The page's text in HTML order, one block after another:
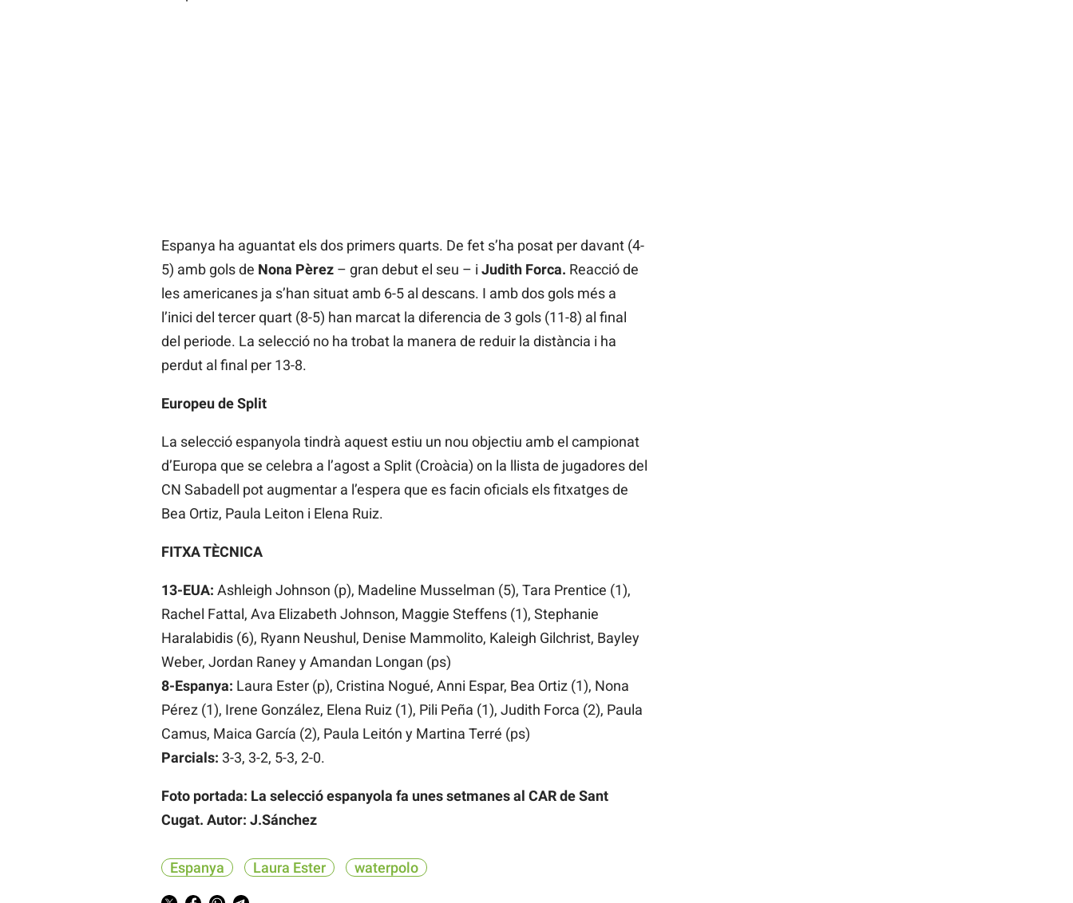
Espanya ha aguantat els dos primers quarts. De fet s’ha posat per davant (4-
5) amb gols de Nona Pèrez– gran debut el seu – i Judith Forca. Reacció de
les americanes ja s’han situat amb 6-5 al descans. I amb dos gols més a
l’inici del tercer quart (8-5) han marcat la diferencia de 3 gols (11-8) al final
del periode. La selecció no ha trobat la manera de reduir la distància i ha
perdut al final per 13-8.
Europeu de Split
La selecció espanyola tindrà aquest estiu un nou objectiu amb el campionat
d’Europa que se celebra a l’agost a Split (Croàcia) on la llista de jugadores del
CN Sabadell pot augmentar a l’espera que es facin oficials els fitxatges de
Bea Ortiz, Paula Leiton i Elena Ruiz.
FITXA TÈCNICA
13-EUA: Ashleigh Johnson (p), Madeline Musselman (5), Tara Prentice (1),
Rachel Fattal, Ava Elizabeth Johnson, Maggie Steffens (1), Stephanie
Haralabidis (6), Ryann Neushul, Denise Mammolito, Kaleigh Gilchrist, Bayley
Weber, Jordan Raney y Amandan Longan (ps)
8-Espanya: Laura Ester (p), Cristina Nogué, Anni Espar, Bea Ortiz (1), Nona
Pérez (1), Irene González, Elena Ruiz (1), Pili Peña (1), Judith Forca (2), Paula
Camus, Maica García (2), Paula Leitón y Martina Terré (ps)
Parcials: 3-3, 3-2, 5-3, 2-0.
Foto portada: La selecció espanyola fa unes setmanes al CAR de Sant
Cugat. Autor: J.Sánchez
Espanya Laura Ester waterpolo